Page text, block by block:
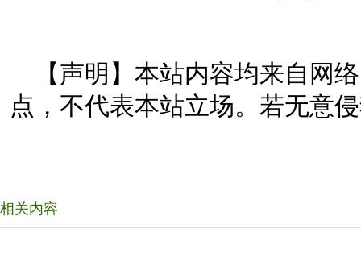
【声明】本站内容均来自网
点，不代表本站立场。若无意
相关内容